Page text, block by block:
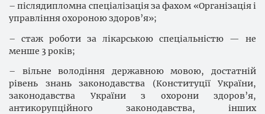
– післядипломна спеціалізація за фахом «Організація і
управління охороною здоров’я»;
– стаж роботи за лікарською спецiальнiстю — не
менше 3 років;
– вільне володіння державною мовою, достатній
рівень знань законодавства (Конституції України,
законодавства України з охорони здоров’я,
антикорупційного законодавства, інших